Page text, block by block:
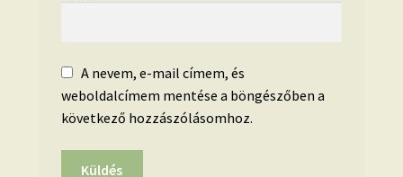
A nevem, e-mail címem, és
weboldalcímem mentése a böngészőben a
következő hozzászólásomhoz.